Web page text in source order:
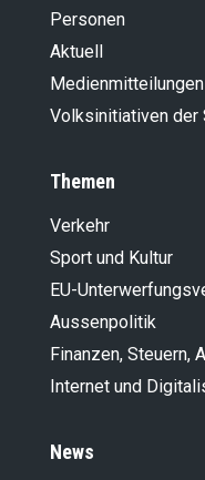
Personen
Aktuell
Medienmitteilungen
Volksinitiativen der
Themen
Verkehr
Sport und Kultur
EU-
Aussenpolitik
Finanzen, Steuern,
Internet und
News